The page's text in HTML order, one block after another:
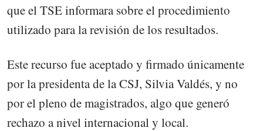
que el TSE informara sobre el procedimiento
utilizado para la revisión de los resultados.
Este recurso fue aceptado y firmado únicamente
por la presidenta de la CSJ, Silvia Valdés, y no
por el pleno de magistrados, algo que generó
rechazo a nivel internacional y local.